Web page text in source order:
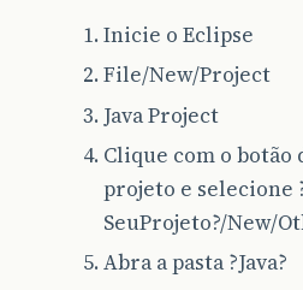
Inicie o Eclipse
File/New/Project
Java Project
Clique com o
projeto e selecione
SeuProjeto?/New/
Abra a pasta ?Java?